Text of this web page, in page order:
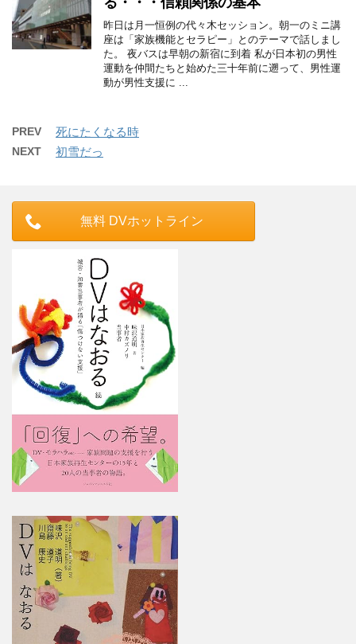
昨日は月一恒例の代々木セッション。朝一のミニ講
座は「家族機能とセラピー」とのテーマで話しまし
た。 夜バスは早朝の新宿に到着 私が日本初の男性
運動を仲間たちと始めた三十年前に遡って、男性運
動が男性支援に ...
PREV 死にたくなる時
NEXT 初雪だっ
無料 DVホットライン